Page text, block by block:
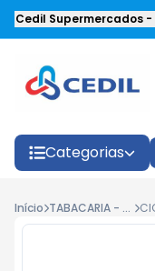
Cedil Supermercados-
Categorias
Início TABACARIA - FUMOS